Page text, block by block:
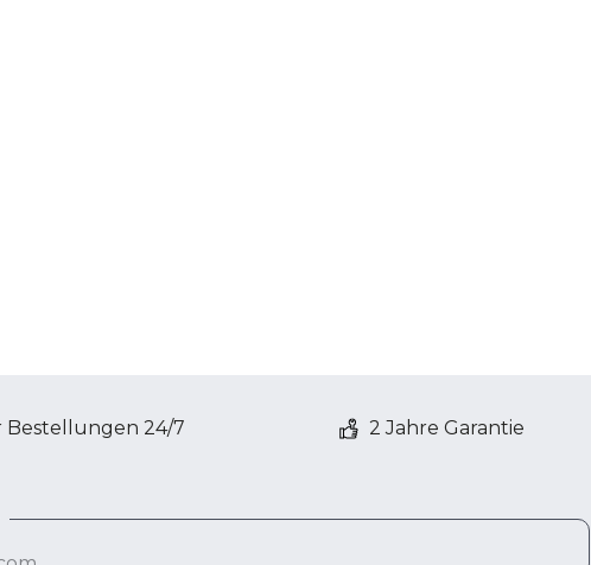
24/7 2 Jahre Garantie